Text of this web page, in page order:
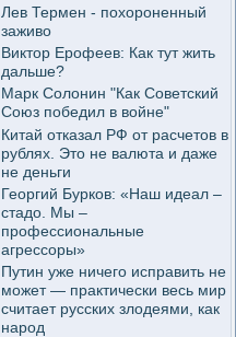
Лев Термен - похороненный
заживо
Виктор Ерофеев: Как тут жить
дальше?
Марк Солонин "Как Советский
Союз победил в войне"
Китай отказал РФ от расчетов в
рублях. Это не валюта и даже
не деньги
Георгий Бурков: «Наш идеал –
стадо. Мы –
профессиональные
агрессоры»
Путин уже ничего исправить не
может — практически весь мир
считает русских злодеями, как
народ